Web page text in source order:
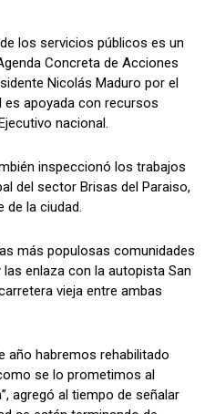
los servicios públicos es un
Concreta de Acciones
Nicolás Maduro por el
es apoyada con recursos
nacional.
inspeccionó los trabajos
del sector Brisas del Paraiso,
de la ciudad.
más populosas comunidades
las enlaza con la autopista San
vieja entre ambas
año habremos rehabilitado
se lo prometimos al
agregó al tiempo de señalar